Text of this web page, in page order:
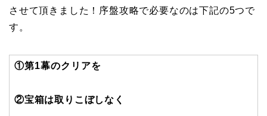
させて頂きました！序盤攻略で必要なのは下記の5つで
す。
①第1幕のクリアを
②宝箱は取りこぼしなく